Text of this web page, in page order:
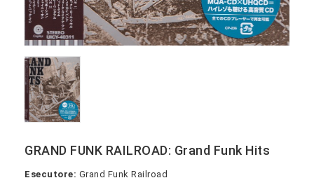
GRAND FUNK RAILROAD: Grand Funk Hits
Esecutore: Grand Funk Railroad